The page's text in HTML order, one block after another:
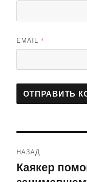
EMAIL *
по
НАЗАД
Предыдущая
запись:
Каякер